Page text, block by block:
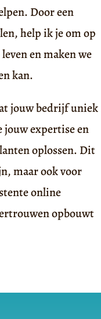
Door een
help ik je om op
en maken we
kan.
jouw bedrijf uniek
jouw expertise en
oplossen. Dit
maar ook voor
online
opbouwt